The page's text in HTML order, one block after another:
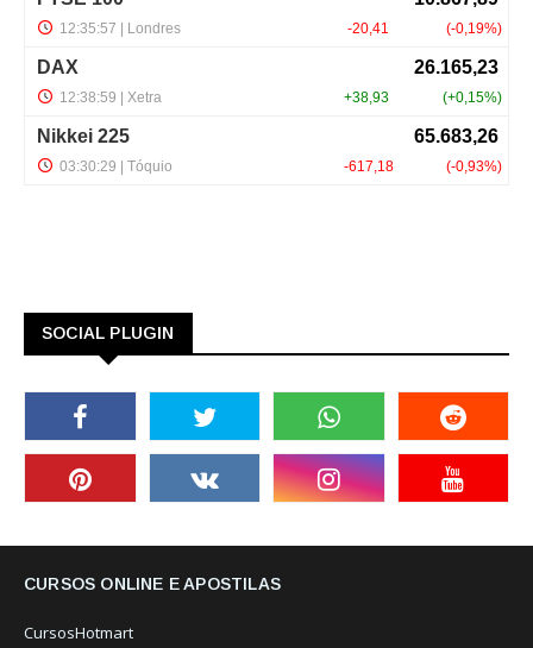
SOCIAL PLUGIN
CURSOS ONLINE E APOSTILAS
CursosHotmart